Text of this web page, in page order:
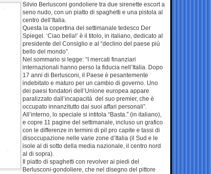
Silvio Berlusconi gondoliere tra due sirenette escort a
seno nudo, con un piatto di spaghetti e una pistola al
centro dell’Italia.
Questa la copertina del settimanale tedesco Der
Spiegel. ‘Ciao bella!’ è il titolo, in italiano, dedicato al
presidente del Consiglio e al “declino del paese più
bello del mondo”.
Nel sommario si legge: “I mercati finanziari
internazionali hanno perso la fiducia nell’Italia. Dopo
17 anni di Berlusconi, il Paese è pesantemente
indebitato e maturo per un cambio di governo. Uno
dei paesi fondatori dell’Unione europea appare
paralizzato dall’incapacità del suo premier, che è
occupato innanzitutto dai suoi affari personali”.
All’interno, lo speciale si intitola “Basta.” (in italiano),
e copre 11 pagine del settimanale, incluso un grafico
con le differenze in termini di pil pro capite e tassi di
disoccupazione nelle varie zone d’Italia (il Sud e le
isole al di sotto della media nazionale, il centro nord
al di sopra).
Il piatto di spaghetti con revolver ai piedi del
Berlusconi-gondoliere, che nel disegno del pittore